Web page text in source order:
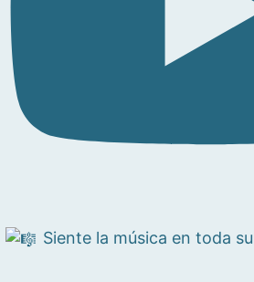
Siente la música en toda